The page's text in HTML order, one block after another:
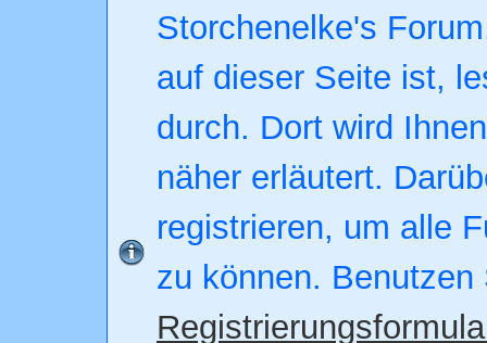
Storchenelke's
auf dieser Seite ist,
durch. Dort wird
näher erläutert.
registrieren, um alle
zu können. Benutzen